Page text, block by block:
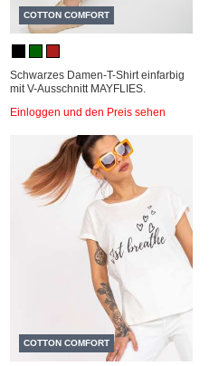
COTTON COMFORT
Schwarzes Damen-T-Shirt einfarbig
mit V-Ausschnitt MAYFLIES.
Einloggen und den Preis sehen
COTTON COMFORT